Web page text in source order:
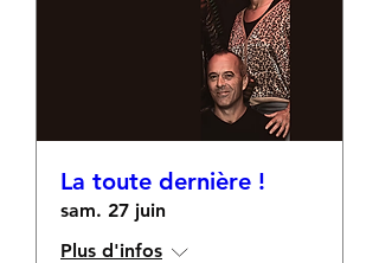
La toute dernière !
sam. 27 juin
Plus d'infos